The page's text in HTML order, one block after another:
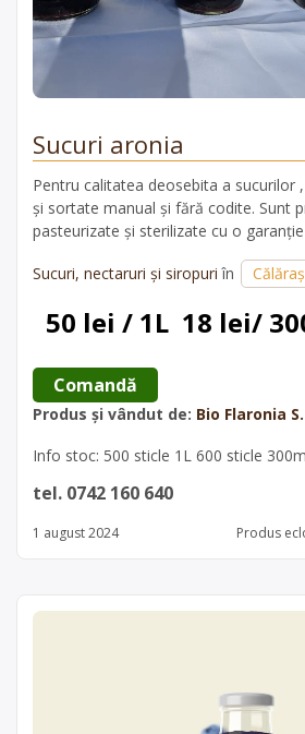
Sucuri aronia
Pentru calitatea deosebita a sucurilor
și sortate manual și fără codite. Sunt
pasteurizate și sterilizate cu o
pe litru 2,5 kg fructe.
Sucuri, nectaruri și siropuri în
50 lei / 1L  18 lei/
Comandă
Produs și vândut de: Bio Flaronia
Info stoc: 500 sticle 1L 600 sticle
tel. 0742 160 640
1 august 2024 Produs